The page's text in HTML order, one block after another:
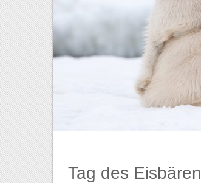
Tag des Eisbären